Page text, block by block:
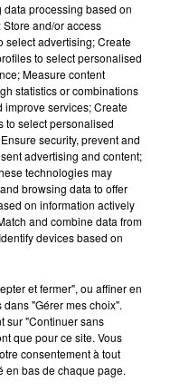
en fin de
l'accidentalité. ... et
de son défi
jusqu'à Terves
face au cancer
Bocapole, une
les principaux
processing based on
and/or access
select advertising; Create
to select personalised
Measure content
statistics or combinations
improve services; Create
to select personalised
security, prevent and
advertising and content;
technologies may
browsing data to offer
on information actively
and combine data from
devices based on
et fermer", ou affiner en
"Gérer mes choix".
sur "Continuer sans
que pour ce site. Vous
consentement à tout
en bas de chaque page.